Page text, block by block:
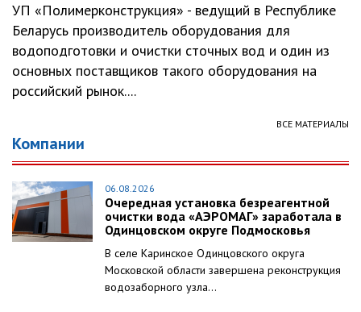
УП «Полимерконструкция» - ведущий в Республике
Беларусь производитель оборудования для
водоподготовки и очистки сточных вод и один из
основных поставщиков такого оборудования на
российский рынок....
ВСЕ МАТЕРИАЛЫ
Компании
06.08.2026
Очередная установка безреагентной
очистки вода «АЭРОМАГ» заработала в
Одинцовском округе Подмосковья
В селе Каринское Одинцовского округа
Московской области завершена реконструкция
водозаборного узла...